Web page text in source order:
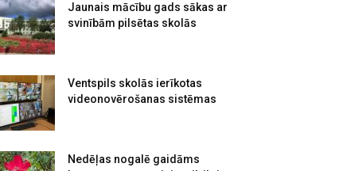
Jaunais mācību gads sākas ar
svinībām pilsētas skolās
Ventspils skolās ierīkotas
videonovērošanas sistēmas
Nedēļas nogalē gaidāms